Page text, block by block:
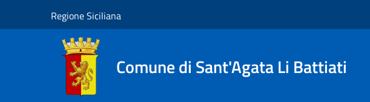
Regione Siciliana
Comune di Sant'Agata Li Battiati